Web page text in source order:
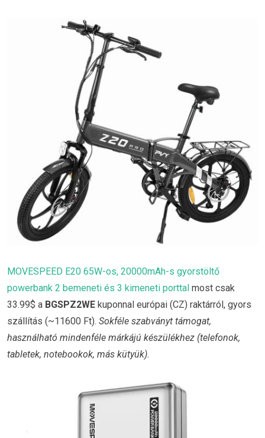
MOVESPEED E20 65W-os, 20000mAh-s gyorstöltő
powerbank 2 bemeneti és 3 kimeneti porttal most csak
33.99$ a BGSPZ2WE kuponnal európai (CZ) raktárról, gyors
szállítás (~11600 Ft). Sokféle szabványt támogat,
használható mindenféle márkájú készülékhez (telefonok,
tabletek, notebookok, más kütyük).